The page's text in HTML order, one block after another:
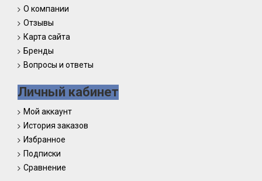
О компании
Отзывы
Карта сайта
Бренды
Вопросы и ответы
Личный кабинет
Мой аккаунт
История заказов
Избранное
Подписки
Сравнение